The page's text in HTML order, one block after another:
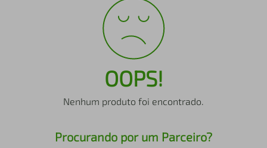
OOPS!
Nenhum produto foi encontrado.
Procurando por um Parceiro?
iphone